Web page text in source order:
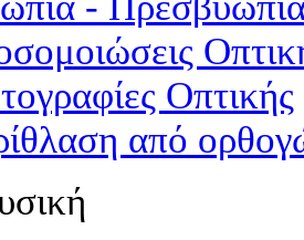
Οπτικής
από